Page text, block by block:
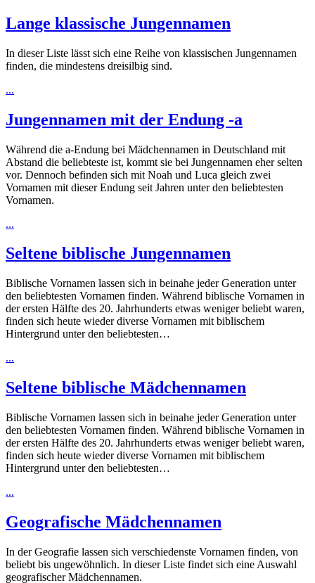
Lange klassische Jungennamen
In dieser Liste lässt sich eine Reihe von klassischen Jungennamen
finden, die mindestens dreisilbig sind.
...
Jungennamen mit der Endung -a
Während die a-Endung bei Mädchennamen in Deutschland mit
Abstand die beliebteste ist, kommt sie bei Jungennamen eher selten
vor. Dennoch befinden sich mit Noah und Luca gleich zwei
Vornamen mit dieser Endung seit Jahren unter den beliebtesten
Vornamen.
...
Seltene biblische Jungennamen
Biblische Vornamen lassen sich in beinahe jeder Generation unter
den beliebtesten Vornamen finden. Während biblische Vornamen in
der ersten Hälfte des 20. Jahrhunderts etwas weniger beliebt waren,
finden sich heute wieder diverse Vornamen mit biblischem
Hintergrund unter den beliebtesten…
...
Seltene biblische Mädchennamen
Biblische Vornamen lassen sich in beinahe jeder Generation unter
den beliebtesten Vornamen finden. Während biblische Vornamen in
der ersten Hälfte des 20. Jahrhunderts etwas weniger beliebt waren,
finden sich heute wieder diverse Vornamen mit biblischem
Hintergrund unter den beliebtesten…
...
Geografische Mädchennamen
In der Geografie lassen sich verschiedenste Vornamen finden, von
beliebt bis ungewöhnlich. In dieser Liste findet sich eine Auswahl
geografischer Mädchennamen.